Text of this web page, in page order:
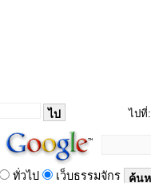
ไปที่:
ทั่วไป เว็บธรรมจักร